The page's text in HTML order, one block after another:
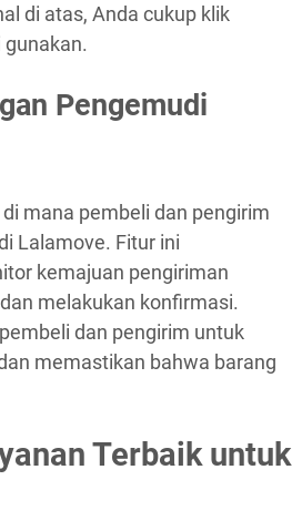
di atas, Anda cukup klik
Pengemudi
mana pembeli dan pengirim
Lalamove. Fitur ini
kemajuan pengiriman
melakukan konfirmasi.
dan pengirim untuk
memastikan bahwa barang
Terbaik untuk